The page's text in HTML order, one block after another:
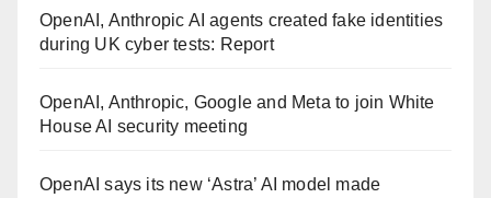
OpenAI, Anthropic AI agents created fake identities
during UK cyber tests: Report
OpenAI, Anthropic, Google and Meta to join White
House AI security meeting
OpenAI says its new ‘Astra’ AI model made